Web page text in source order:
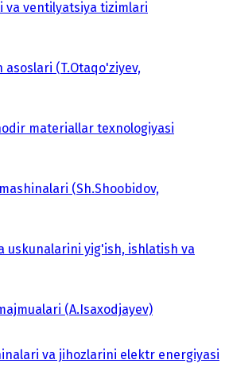
va ventilyatsiya tizimlari
asoslari (T.Otaqo'ziyev,
materiallar texnologiyasi
(Sh.Shoobidov,
uskunalarini yig'ish, ishlatish va
(A.Isaxodjayev)
va jihozlarini elektr energiyasi